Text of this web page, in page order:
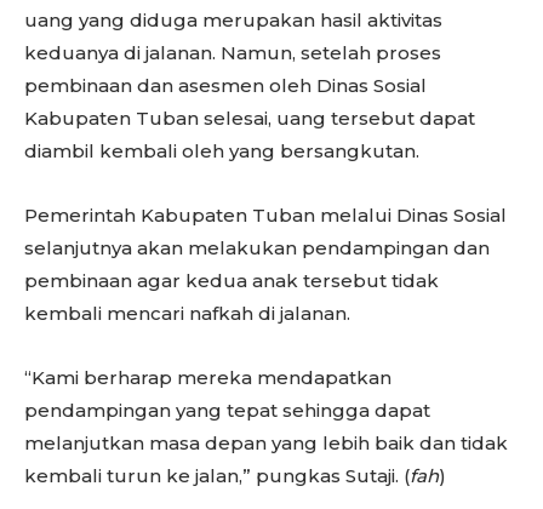
uang yang diduga merupakan hasil aktivitas
keduanya di jalanan. Namun, setelah proses
pembinaan dan asesmen oleh Dinas Sosial
Kabupaten Tuban selesai, uang tersebut dapat
diambil kembali oleh yang bersangkutan.
Pemerintah Kabupaten Tuban melalui Dinas Sosial
selanjutnya akan melakukan pendampingan dan
pembinaan agar kedua anak tersebut tidak
kembali mencari nafkah di jalanan.
“Kami berharap mereka mendapatkan
pendampingan yang tepat sehingga dapat
melanjutkan masa depan yang lebih baik dan tidak
kembali turun ke jalan,” pungkas Sutaji. (fah)